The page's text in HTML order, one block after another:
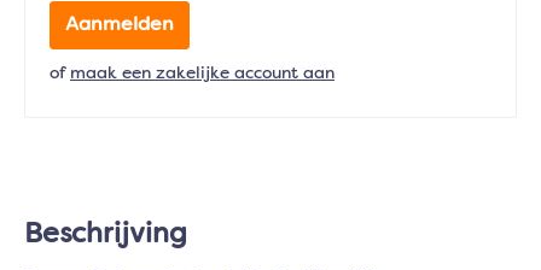
Aanmelden
of maak een zakelijke account aan
Beschrijving